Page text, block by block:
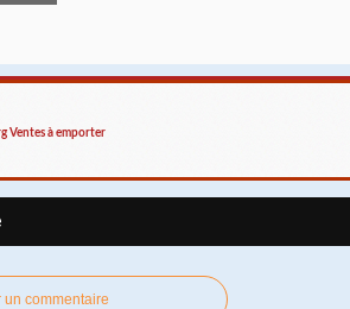
Ventes à emporter
un commentaire